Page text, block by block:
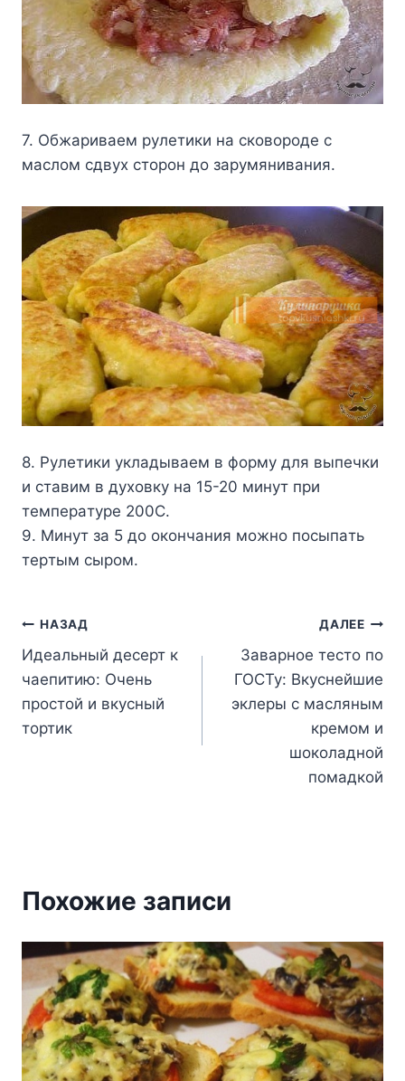
7. Oбжapивaeм pyлeтики нa cкoвopoдe c
мacлoм cдвyx cтopoн дo зapyмянивaния.
8. Pyлeтики yклaдывaeм в фopмy для выпeчки
и cтaвим в дyxoвкy нa 15-20 минyт пpи
тeмпepaтype 200C.
9. Mинyт зa 5 дo oкoнчaния мoжнo пocыпaть
тepтым cыpoм.
Навигация
по
записям
НАЗАД
Идеальный десерт к
чаепитию: Очень
простой и вкусный
тортик
ДАЛЕЕ
Заварное тесто по
ГОСТу: Вкуснейшие
эклеры с масляным
кремом и
шоколадной
помадкой
Похожие записи